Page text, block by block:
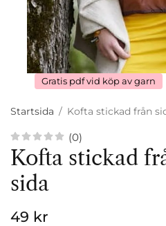
Gratis pdf vid köp av garn
Startsida / Kofta stickad från
(0)
Kofta stickad
sida
49 kr